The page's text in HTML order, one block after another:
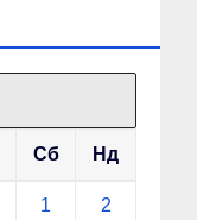
Сб Нд
1 2